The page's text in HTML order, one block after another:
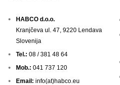
HABCO d.o.o.
Kranjčeva ul. 47, 9220 Lendava
Slovenija
Tel.: 08 / 381 48 64
Mob.: 041 737 120
Email: info(at)habco.eu